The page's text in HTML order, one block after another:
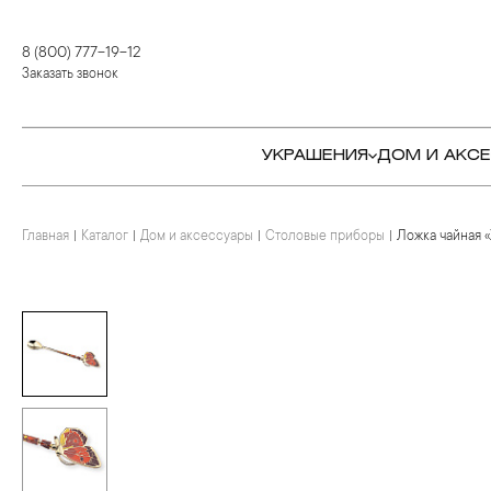
8 (800) 777-19-12
Заказать звонок
УКРАШЕНИЯ
КОЛЬЦА
БРОШИ
ЦЕПИ
ДОМ И
СТОЛОВЫЕ ПРИБОРЫ
ДЛЯ КОФЕ
ДЕТЯМ
КОЛЬЦА
КОЛЬЕ И ПОДВЕСКИ
КАМНЕРЕЗНОЕ
Главная Каталог Дом и аксессуары Столовые приборы Ложка чайная